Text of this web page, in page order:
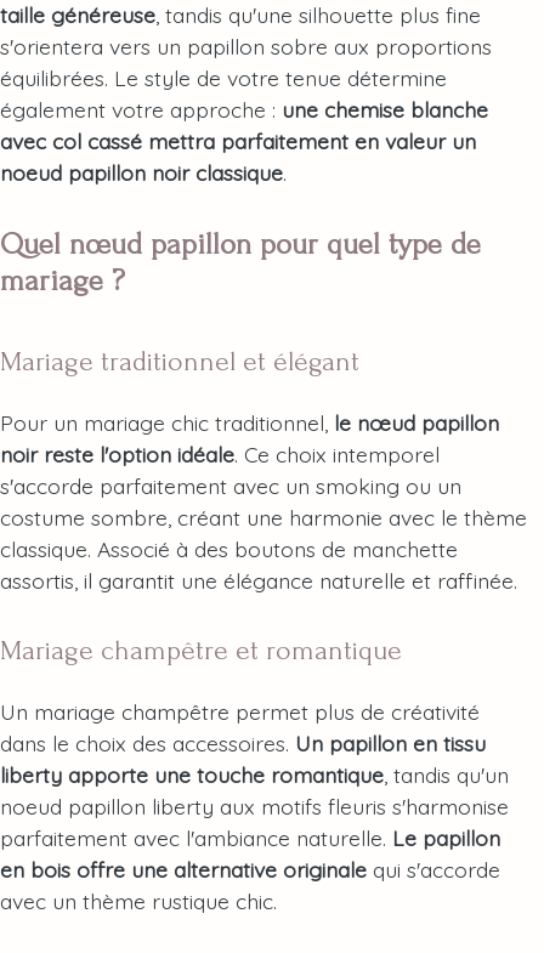
taille généreuse , tandis qu'une silhouette plus fine
s'orientera vers un papillon sobre aux proportions
équilibrées. Le style de votre tenue détermine
également votre approche : une chemise blanche
avec col cassé mettra parfaitement en valeur un
noeud papillon noir classique.
Quel nœud papillon pour quel type de
mariage ?
Mariage traditionnel et élégant
Pour un mariage chic traditionnel, le nœud papillon
noir reste l'option idéale. Ce choix intemporel
s'accorde parfaitement avec un smoking ou un
costume sombre, créant une harmonie avec le thème
classique. Associé à des boutons de manchette
assortis, il garantit une élégance naturelle et raffinée.
Mariage champêtre et romantique
Un mariage champêtre permet plus de créativité
dans le choix des accessoires. Un papillon en tissu
liberty apporte une touche romantique , tandis qu'un
noeud papillon liberty aux motifs fleuris s'harmonise
parfaitement avec l'ambiance naturelle. Le papillon
en bois offre une alternative originale qui s'accorde
avec un thème rustique chic.